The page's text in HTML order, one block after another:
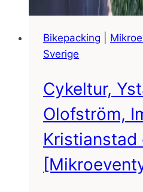
Bikepacking
Sverige
Cykeltur,
Olofström,
Kristianstad